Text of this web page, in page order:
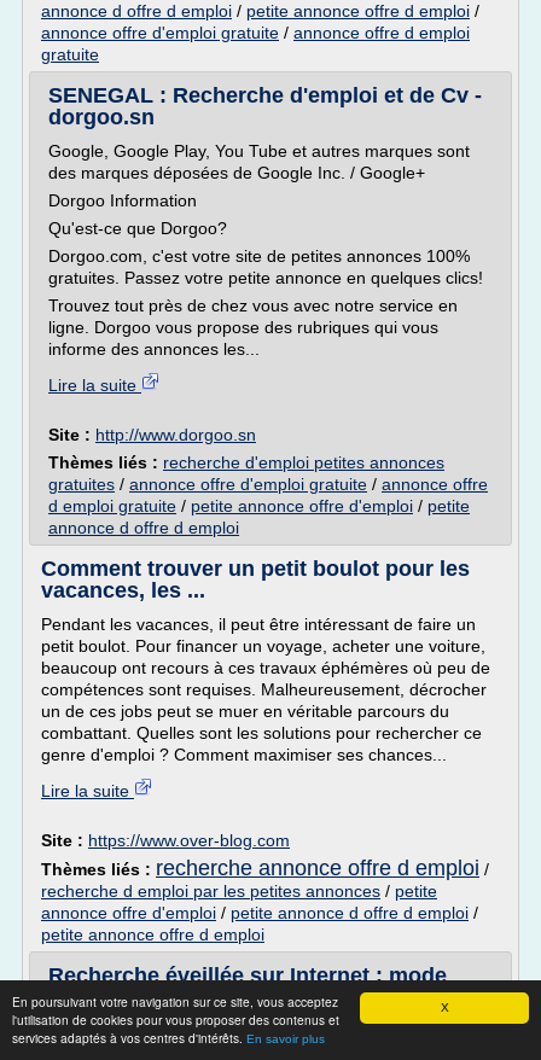
X
En poursuivant votre navigation sur ce site, vous acceptez
l'utilisation de cookies pour vous proposer des contenus et
services adaptés à vos centres d'intérêts. En savoir plus
annonce d offre d emploi / petite annonce offre d emploi /
annonce offre d'emploi gratuite / annonce offre d emploi
gratuite
SENEGAL : Recherche d'emploi et de Cv -
dorgoo.sn
Google, Google Play, You Tube et autres marques sont
des marques déposées de Google Inc. / Google+
Dorgoo Information
Qu'est-ce que Dorgoo?
Dorgoo.com, c'est votre site de petites annonces 100%
gratuites. Passez votre petite annonce en quelques clics!
Trouvez tout près de chez vous avec notre service en
ligne. Dorgoo vous propose des rubriques qui vous
informe des annonces les...
Lire la suite
Site : http://www.dorgoo.sn
Thèmes liés : recherche d'emploi petites annonces
gratuites / annonce offre d'emploi gratuite / annonce offre
d emploi gratuite / petite annonce offre d'emploi / petite
annonce d offre d emploi
Comment trouver un petit boulot pour les
vacances, les ...
Pendant les vacances, il peut être intéressant de faire un
petit boulot. Pour financer un voyage, acheter une voiture,
beaucoup ont recours à ces travaux éphémères où peu de
compétences sont requises. Malheureusement, décrocher
un de ces jobs peut se muer en véritable parcours du
combattant. Quelles sont les solutions pour rechercher ce
genre d'emploi ? Comment maximiser ses chances...
Lire la suite
Site : https://www.over-blog.com
Thèmes liés : recherche annonce offre d emploi /
recherche d emploi par les petites annonces / petite
annonce offre d'emploi / petite annonce d offre d emploi /
petite annonce offre d emploi
Recherche éveillée sur Internet : mode
d'emploi
Recherche éveillée sur Internet